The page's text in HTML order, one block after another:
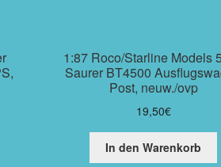
1:87 Roco/Starline Models
Saurer BT4500
Post, neuw./ovp
19,50€
In den Warenkorb